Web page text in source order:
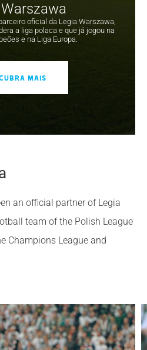
oficial da Legia Warszawa,
a liga polaca e que já jogou na
e na Liga Europa.
MAIS
an official partner of Legia
team of the Polish League
Champions League and